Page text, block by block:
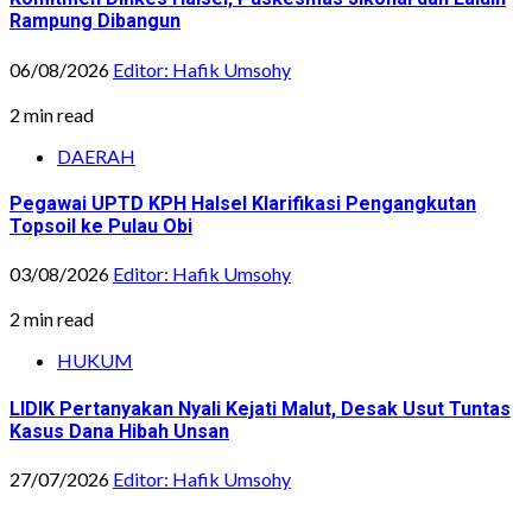
Rampung Dibangun
06/08/2026 Editor: Hafik Umsohy
2 min read
DAERAH
Pegawai UPTD KPH Halsel Klarifikasi Pengangkutan
Topsoil ke Pulau Obi
03/08/2026 Editor: Hafik Umsohy
2 min read
HUKUM
LIDIK Pertanyakan Nyali Kejati Malut, Desak Usut Tuntas
Kasus Dana Hibah Unsan
27/07/2026 Editor: Hafik Umsohy